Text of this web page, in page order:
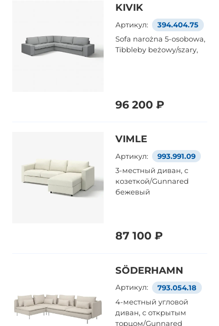
KIVIK
Артикул:
394.404.75
Sofa narożna 5-osobowa,
Tibbleby beżowy/szary,
96 200 ₽
VIMLE
Артикул:
993.991.09
3-местный диван, с
козеткой/Gunnared
бежевый
87 100 ₽
SÖDERHAMN
Артикул:
793.054.18
4-местный угловой
диван, с открытым
торцом/Gunnared